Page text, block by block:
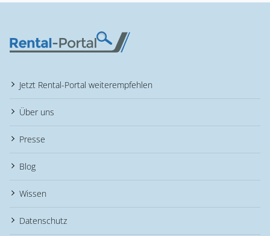
Jetzt Rental-Portal weiterempfehlen
Über uns
Presse
Blog
Wissen
Datenschutz